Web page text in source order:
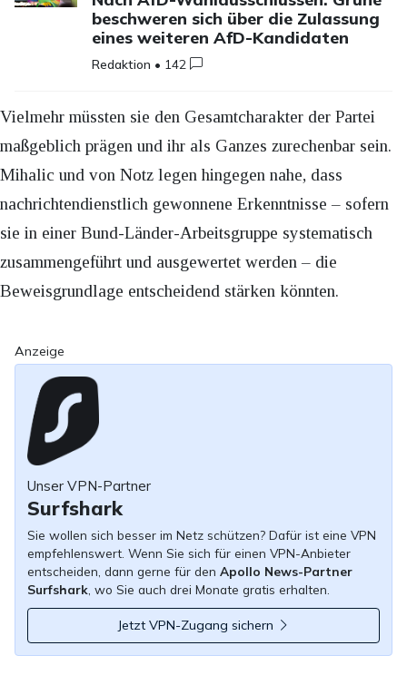
beschweren sich über die Zulassung
eines weiteren AfD-Kandidaten
Redaktion • 142
Vielmehr müssten sie den Gesamtcharakter der Partei
maßgeblich prägen und ihr als Ganzes zurechenbar sein.
Mihalic und von Notz legen hingegen nahe, dass
nachrichtendienstlich gewonnene Erkenntnisse – sofern
sie in einer Bund-Länder-Arbeitsgruppe systematisch
zusammengeführt und ausgewertet werden – die
Beweisgrundlage entscheidend stärken könnten.
Anzeige
Unser VPN-Partner
Surfshark
Sie wollen sich besser im Netz schützen? Dafür ist eine VPN
empfehlenswert. Wenn Sie sich für einen VPN-Anbieter
entscheiden, dann gerne für den Apollo News-Partner
Surfshark, wo Sie auch drei Monate gratis erhalten.
Jetzt VPN-Zugang sichern